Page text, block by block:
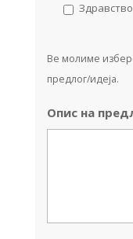
Здравство
Ве молиме
предлог/идеја.
Опис на